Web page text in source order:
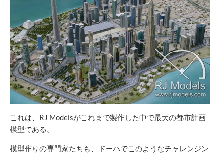
これは、RJ Modelsがこれまで製作した中で最大の都市計画
模型である。
模型作りの専門家たちも、ドーハでこのようなチャレンジン